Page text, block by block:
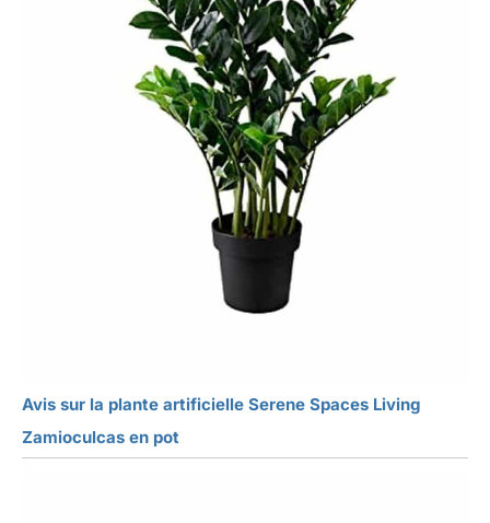
Avis sur la plante artificielle Serene Spaces Living
Zamioculcas en pot